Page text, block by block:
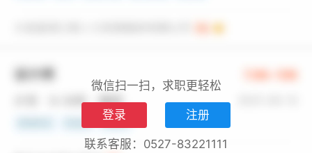
微信扫一扫，求职更轻松
登录 注册
联系客服：0527-83221111